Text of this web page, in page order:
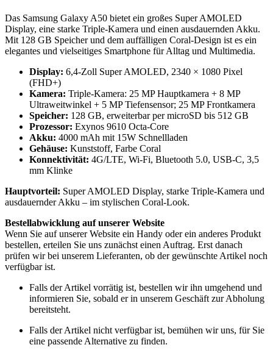
Das Samsung Galaxy A50 bietet ein großes Super AMOLED
Display, eine starke Triple-Kamera und einen ausdauernden Akku.
Mit 128 GB Speicher und dem auffälligen Coral-Design ist es ein
elegantes und vielseitiges Smartphone für Alltag und Multimedia.
Display: 6,4-Zoll Super AMOLED, 2340 × 1080 Pixel
(FHD+)
Kamera: Triple-Kamera: 25 MP Hauptkamera + 8 MP
Ultraweitwinkel + 5 MP Tiefensensor; 25 MP Frontkamera
Speicher: 128 GB, erweiterbar per microSD bis 512 GB
Prozessor: Exynos 9610 Octa-Core
Akku: 4000 mAh mit 15W Schnellladen
Gehäuse: Kunststoff, Farbe Coral
Konnektivität: 4G/LTE, Wi-Fi, Bluetooth 5.0, USB-C, 3,5
mm Klinke
Hauptvorteil: Super AMOLED Display, starke Triple-Kamera und
ausdauernder Akku – im stylischen Coral-Look.
Bestellabwicklung auf unserer Website
Wenn Sie auf unserer Website ein Handy oder ein anderes Produkt
bestellen, erteilen Sie uns zunächst einen Auftrag. Erst danach
prüfen wir bei unserem Lieferanten, ob der gewünschte Artikel noch
verfügbar ist.
Falls der Artikel vorrätig ist, bestellen wir ihn umgehend und
informieren Sie, sobald er in unserem Geschäft zur Abholung
bereitsteht.
Falls der Artikel nicht verfügbar ist, bemühen wir uns, für Sie
eine passende Alternative zu finden.